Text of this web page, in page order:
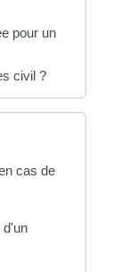
pour un
civil ?
cas de
d'un